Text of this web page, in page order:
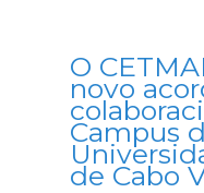
O
novo
Campus
de Cabo